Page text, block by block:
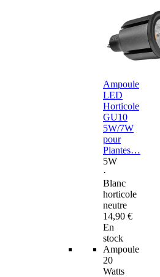
Ampoule
LED
Horticole
GU10
5W/7W
pour
Plantes…
5W
·
Blanc
horticole
neutre
14,90 €
En
stock
Ampoule
20
Watts